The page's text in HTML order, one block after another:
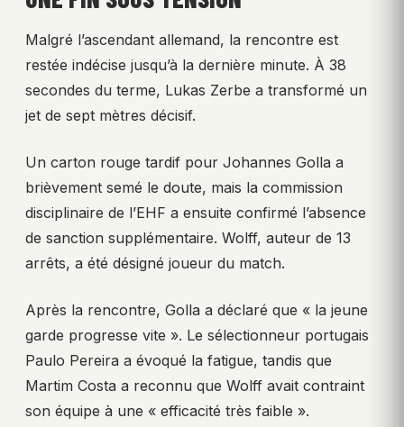
Malgré l’ascendant allemand, la rencontre est
restée indécise jusqu’à la dernière minute. À 38
secondes du terme, Lukas Zerbe a transformé un
jet de sept mètres décisif.
Un carton rouge tardif pour Johannes Golla a
brièvement semé le doute, mais la commission
disciplinaire de l’EHF a ensuite confirmé l’absence
de sanction supplémentaire. Wolff, auteur de 13
arrêts, a été désigné joueur du match.
Après la rencontre, Golla a déclaré que « la jeune
garde progresse vite ». Le sélectionneur portugais
Paulo Pereira a évoqué la fatigue, tandis que
Martim Costa a reconnu que Wolff avait contraint
son équipe à une « efficacité très faible ».